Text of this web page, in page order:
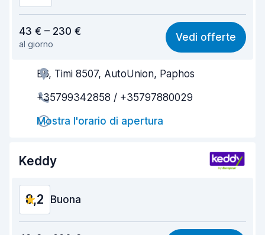
8,7
Facile da trovare 8,2
Gentilezza degli agenti
Rapidità del ritiro
Rapidità della riconsegna
8,8
43 € – 230 €
al giorno
Vedi offerte
B6, Timi 8507, AutoUnion, Paphos
+35799342858 / +35797880029
Mostra l'orario di apertura
Keddy
8,2 Buona
7,6